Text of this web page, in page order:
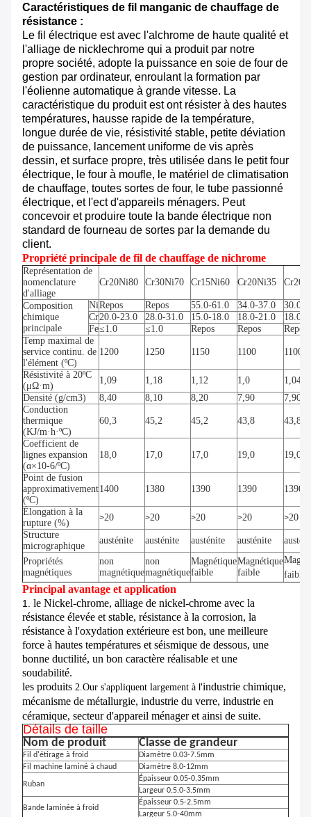
Caractéristiques de fil manganic de chauffage de
résistance :
Le fil électrique est avec l'alchrome de haute qualité et
l'alliage de nicklechrome qui a produit par notre
propre société, adopte la puissance en soie de four de
gestion par ordinateur, enroulant la formation par
l'éolienne automatique à grande vitesse. La
caractéristique du produit est ont résister à des hautes
températures, hausse rapide de la température,
longue durée de vie, résistivité stable, petite déviation
de puissance, lancement uniforme de vis après
dessin, et surface propre, très utilisée dans le petit four
électrique, le four à moufle, le matériel de climatisation
de chauffage, toutes sortes de four, le tube passionné
électrique, et l'ect d'appareils ménagers. Peut
concevoir et produire toute la bande électrique non
standard de fourneau de sortes par la demande du
client.
Propriété principale de fil de chauffage de nichrome
Représentation de
nomenclature
d'alliage
Cr20Ni80 Cr30Ni70 Cr15Ni60 Cr20Ni35
Composition
chimique
principale
NiRepos Repos 55.0-61.0 34.0-37.0
30.0-
Cr20.0-23.0 28.0-31.0 15.0-18.0 18.0-21.0
18.0-
Fe≤1.0 ≤1.0 Repos Repos
Repos
Temp maximal de
service continu. de
l'élément (ºC)
1200 1250 1150 1100 1100
Résistivité à 20ºC
(μΩ·m)
1,09 1,18 1,12 1,0
1,04
Densité (g/cm3)
8,40 8,10 8,20 7,90
7,90
Conduction
thermique
(KJ/m·h·ºC)
60,3 45,2 45,2 43,8 43,8
Coefficient de
lignes expansion
(α×10-6/ºC)
18,0 17,0 17,0 19,0 19,0
Point de fusion
approximativement
(ºC)
1400 1380 1390 1390 1390
Élongation à la
rupture (%)
>20 >20 >20 >20 >20
Structure
micrographique
austénite austénite austénite austénite
Propriétés
magnétiques
non
magnétique
non
magnétique
Magnétique
faible
Magnétique
faible
faible
Principal avantage et application
1. le Nickel-chrome, alliage de nickel-chrome avec la
résistance élevée et stable, résistance à la corrosion, la
résistance à l'oxydation extérieure est bon, une meilleure
force à hautes températures et séismique de dessous, une
bonne ductilité, un bon caractère réalisable et une
soudabilité.
les produits 2.Our s'appliquent largement à l'industrie chimique,
mécanisme de métallurgie, industrie du verre, industrie en
céramique, secteur d'appareil ménager et ainsi de suite.
Détails de taille
Nom de produit Classe de grandeur
Fil d'étirage à froid
Diamètre 0.03-7.5mm
Fil machine laminé à chaud
Diamètre 8.0-12mm
Ruban
Épaisseur 0.05-0.35mm
Largeur 0.5.0-3.5mm
Bande laminée à froid
Épaisseur 0.5-2.5mm
Largeur 5.0-40mm